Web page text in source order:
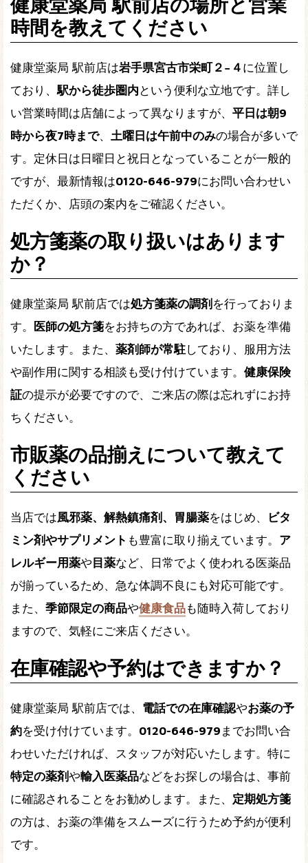
時間を教えてください
健康堂薬局 駅前店は岩手県宮古市栄町２−４ に位置し
ており、駅から徒歩圏内 という便利な立地です。詳し
い営業時間は店舗によって異なりますが、 平日は朝9
時から夜7時まで、 土曜日は午前中のみの場合が多いで
す。定休日は日曜日と祝日となっていることが一般的
ですが、最新情報は0120-646-979にお問い合わせい
ただくか、店頭の案内をご確認ください。
処方箋薬の取り扱いはあります
か？
健康堂薬局 駅前店では処方箋薬の調剤 を行っておりま
す。
医師の処方箋をお持ちの方であれば、お薬を準備
いたします。また、 薬剤師が常駐しており、服用方法
や副作用に関する相談も受け付けています。 健康保険
証の提示が必要ですので、ご来店の際は忘れずにお持
ちください。
市販薬の品揃えについて教えて
ください
当店では風邪薬、解熱鎮痛剤、胃腸薬をはじめ、
ビタ
ミン剤やサプリメント も豊富に取り揃えています。 ア
レルギー用薬や目薬など、日常でよく使われる医薬品
が揃っているため、急な体調不良にも対応可能です。
また、 季節限定の商品や健康食品も随時入荷しており
ますので、気軽にご来店ください。
在庫確認や予約はできますか？
健康堂薬局 駅前店では、 電話での在庫確認やお薬の予
約を受け付けています。 0120-646-979 までお問い合
わせいただければ、スタッフが対応いたします。特に
特定の薬剤や輸入医薬品などをお探しの場合は、事前
に確認されることをお勧めします。また、 定期処方箋
の方は、お薬の準備をスムーズに行うため予約が便利
です。